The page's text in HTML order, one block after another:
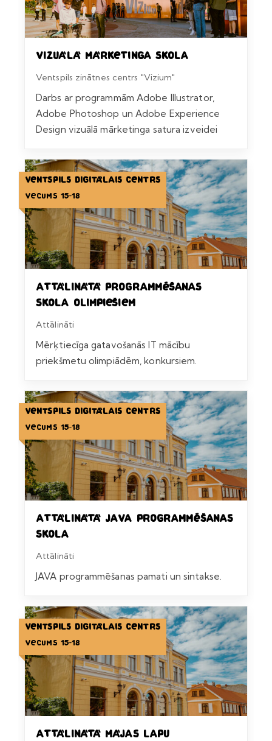
Vizuālā mārketinga skola
Ventspils zinātnes centrs "Vizium"
Darbs ar programmām Adobe Illustrator,
Adobe Photoshop un Adobe Experience
Design vizuālā mārketinga satura izveidei
Ventspils Digitālais centrs
Vecums 15-18
Attālinātā programmēšanas
skola olimpiešiem
Attālināti
Mērķtiecīga gatavošanās IT mācību
priekšmetu olimpiādēm, konkursiem.
Ventspils Digitālais centrs
Vecums 15-18
Attālinātā Java programmēšanas
skola
Attālināti
JAVA programmēšanas pamati un sintakse.
Ventspils Digitālais centrs
Vecums 15-18
Attālinātā mājas lapu